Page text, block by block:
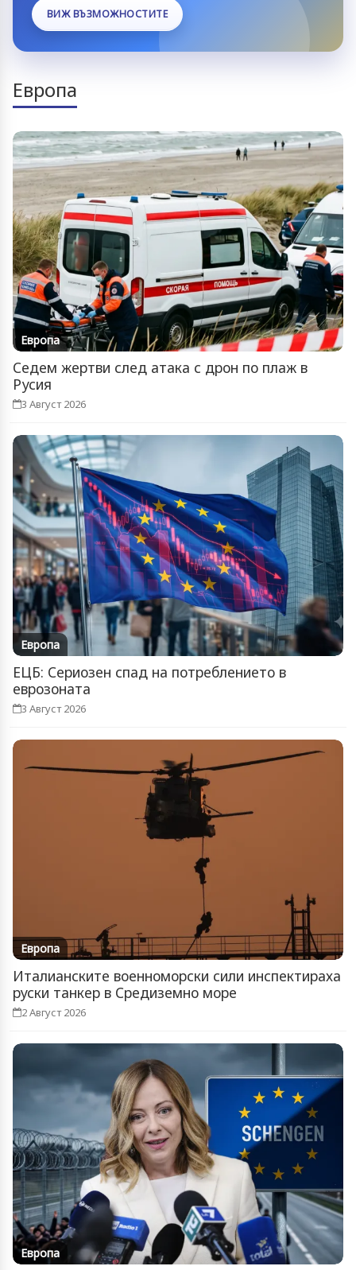
ВИЖ ВЪЗМОЖНОСТИТЕ
Европа
Европа
Седем жертви след атака с дрон по плаж в
Русия
3 Август 2026
Европа
ЕЦБ: Сериозен спад на потреблението в
еврозоната
3 Август 2026
Европа
Италианските военноморски сили инспектираха
руски танкер в Средиземно море
2 Август 2026
Европа